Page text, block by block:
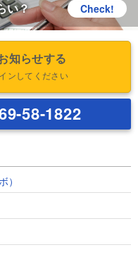
い？ Check!
知らせする
ンしてください
58-1822
）